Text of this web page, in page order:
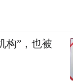
构”，也被